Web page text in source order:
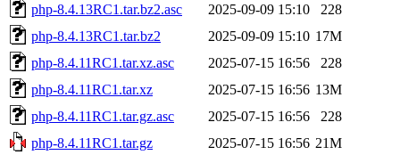
php-8.4.13RC1.tar.bz2.asc
2025-09-09 15:10
228
php-8.4.13RC1.tar.bz2
2025-09-09 15:10 17M
php-8.4.11RC1.tar.xz.asc
2025-07-15 16:56
228
php-8.4.11RC1.tar.xz
2025-07-15 16:56 13M
php-8.4.11RC1.tar.gz.asc
2025-07-15 16:56
228
php-8.4.11RC1.tar.gz
2025-07-15 16:56 21M